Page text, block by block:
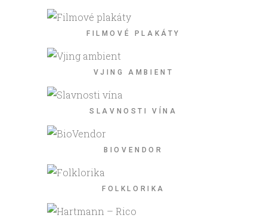
FILMOVÉ PLAKÁTY
VJING AMBIENT
SLAVNOSTI VÍNA
BIOVENDOR
FOLKLORIKA